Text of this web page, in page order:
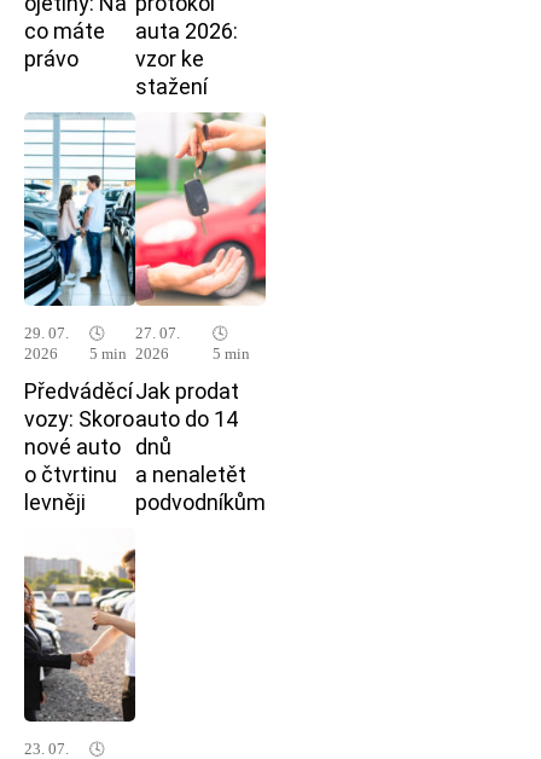
co máte
právo
auta 2026:
vzor ke
stažení
29. 07.
2026
🕓
5 min
Předváděcí
vozy: Skoro
nové auto
o čtvrtinu
levněji
27. 07.
2026
🕓
5 min
Jak prodat
auto do 14
dnů
a nenaletět
podvodníkům
23. 07.
🕓